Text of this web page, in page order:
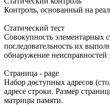
Контроль, основанный на
Статический тест
Совокупность элементарных
последовательность их
обнаружение неисправностей
Страница - page
Набор доступных адресов
адресе строки. Размер
матрицы памяти.